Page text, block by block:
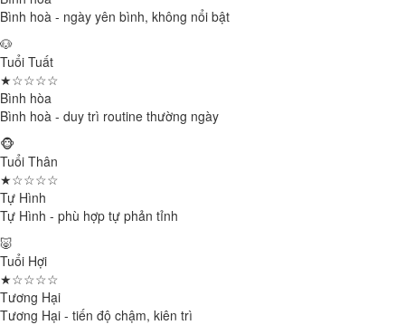
Bình hoà - ngày yên bình, không nổi bật
🐶
Tuổi Tuất
★☆☆☆☆
Bình hòa
Bình hoà - duy trì routine thường ngày
🐵
Tuổi Thân
★☆☆☆☆
Tự Hình
Tự Hình - phù hợp tự phản tỉnh
🐷
Tuổi Hợi
★☆☆☆☆
Tương Hại
Tương Hại - tiến độ chậm, kiên trì